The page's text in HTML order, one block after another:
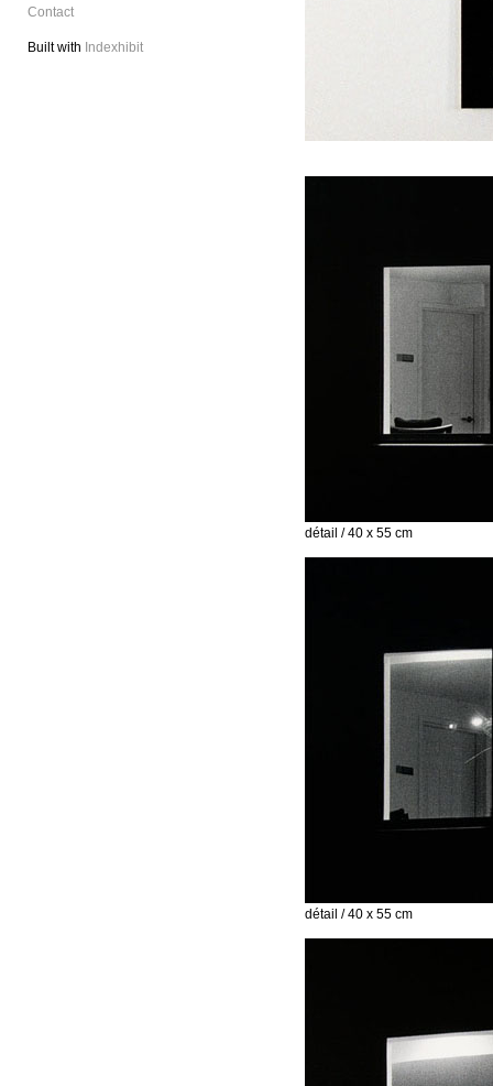
Contact
Built with Indexhibit
détail / 40 x 55 cm
détail / 40 x 55 cm